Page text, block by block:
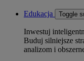
Edukacja Toggle
Inwestuj
Buduj silniejsze
analizom i